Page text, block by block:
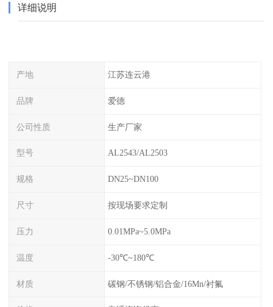
详细说明
产地 江苏连云港
品牌 爱德
公司性质 生产厂家
型号 AL2543/AL2503
规格 DN25~DN100
尺寸 按现场要求定制
压力 0.01MPa~5.0MPa
温度 -30℃~180℃
材质 碳钢/不锈钢/铝合金/16Mn/衬氟